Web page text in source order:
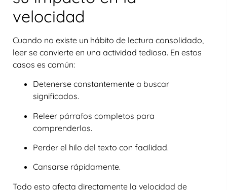
velocidad
Cuando no existe un hábito de lectura consolidado,
leer se convierte en una actividad tediosa. En estos
casos es común:
Detenerse constantemente a buscar
significados.
Releer párrafos completos para
comprenderlos.
Perder el hilo del texto con facilidad.
Cansarse rápidamente.
Todo esto afecta directamente la velocidad de